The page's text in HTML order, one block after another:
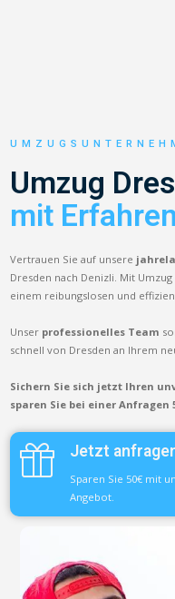
Umzug
mit Erfahren
Vertrauen Sie auf unsere
Dresden nach Denizli. Mit
einem reibungslosen und
Unser professionelles Team
schnell von Dresden an Ihrem
Sichern Sie sich jetzt Ihren
sparen Sie bei einer Anfragen
Jetzt
Sparen Sie 50€ mit
Angebot.